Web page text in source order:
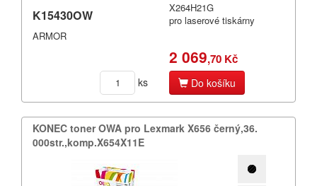
K15430OW
ARMOR
X264H21G
pro laserové tiskárny
2 069,70 Kč
ks Do košíku
KONEC toner OWA pro Lexmark X656 černý,​36.​
000str.​,​komp.​X654X11E